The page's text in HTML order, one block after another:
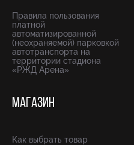
Правила пользования
платной
автоматизированной
(неохраняемой) парковкой
автотранспорта на
территории стадиона
«РЖД Арена»
МАГАЗИН
Как выбрать товар